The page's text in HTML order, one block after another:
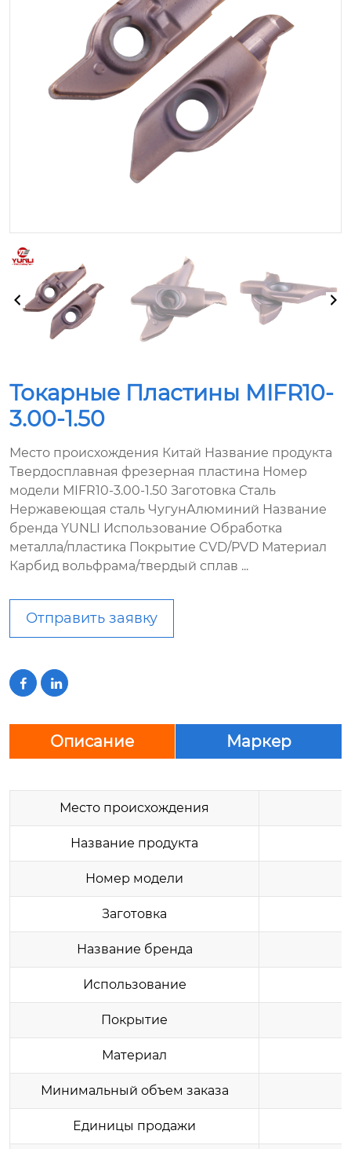
Токарные Пластины MIFR10-
3.00-1.50
Место происхождения Китай Название продукта
Твердосплавная фрезерная пластина Номер
модели MIFR10-3.00-1.50 Заготовка Сталь
Нержавеющая сталь ЧугунАлюминий Название
бренда YUNLI Использование Обработка
металла/пластика Покрытие CVD/PVD Материал
Карбид вольфрама/твердый сплав ...
Отправить заявку
 
Описание Маркер
Место происхождения
Название продукта
Номер модели
Заготовка
Название бренда
Использование
Покрытие
Материал
Минимальный объем заказа
Единицы продажи